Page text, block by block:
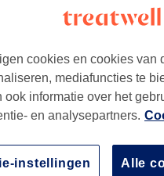
cookies en cookies van
mediafuncties te
informatie over het
en analysepartners.
Alle
instellingen